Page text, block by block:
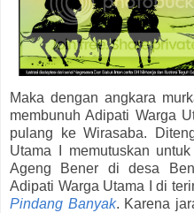
Maka dengan angkara
membunuh Adipati Warga
pulang ke Wirasaba.
Utama I memutuskan
Ageng Bener di desa
Adipati Warga Utama I di
Pindang Banyak. Karena